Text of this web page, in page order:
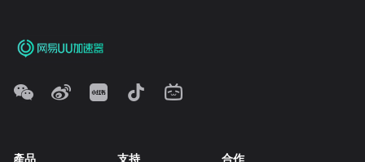
產品 支持 合作